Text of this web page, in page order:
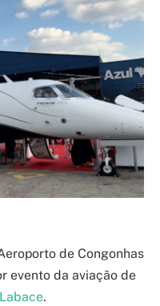
de Congonhas
evento da aviação de
Labace.